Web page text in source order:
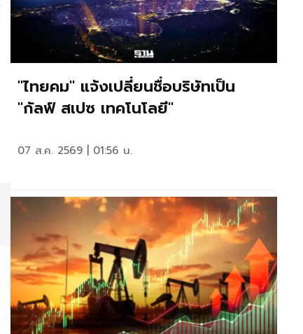
"ไทยคม" แจ้งเปลี่ยนชื่อบริษัทเป็น
"กัลฟ์ สเปซ เทคโนโลยี"
07 ส.ค. 2569 | 01:56 น.